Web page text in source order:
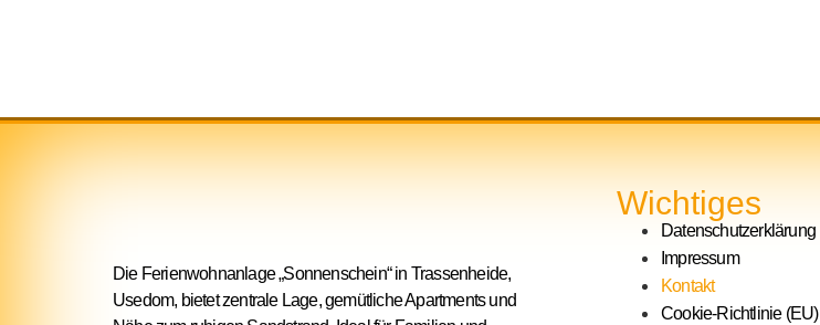
Die Ferienwohnanlage „Sonnenschein“ in Trassenheide,
Usedom, bietet zentrale Lage, gemütliche Apartments und
Wichtiges
Datenschutzerklärung
Impressum
Kontakt
Cookie-Richtlinie (EU)